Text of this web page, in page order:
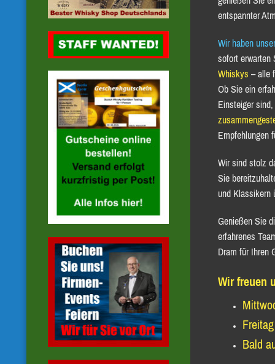
entspannter
Wir haben
sofort
Whiskys – alle
Ob Sie ein
Einsteiger
Empfehlungen
Wir sind stolz
Sie
und Klassikern
Genießen Sie
erfahrenes
Dram für Ihren
Wir freuen
Bald